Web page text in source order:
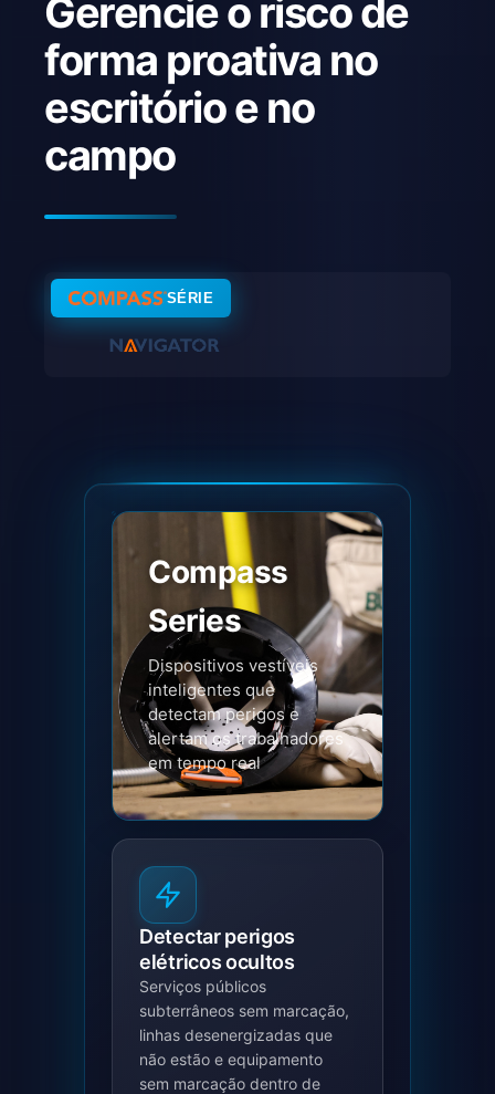
Gerencie o risco de
forma proativa no
escritório e no
campo
SÉRIE
Compass
Series
Dispositivos vestíveis
inteligentes que
detectam perigos e
alertam os trabalhadores
em tempo real
Detectar perigos
elétricos ocultos
Serviços públicos
subterrâneos sem marcação,
linhas desenergizadas que
não estão e equipamento
sem marcação dentro de